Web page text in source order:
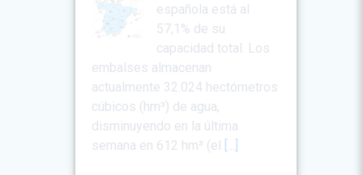
española está al
57,1% de su
capacidad total. Los
embalses almacenan
actualmente 32.024 hectómetros
cúbicos (hm³) de agua,
disminuyendo en la última
semana en 612 hm³ (el [...]